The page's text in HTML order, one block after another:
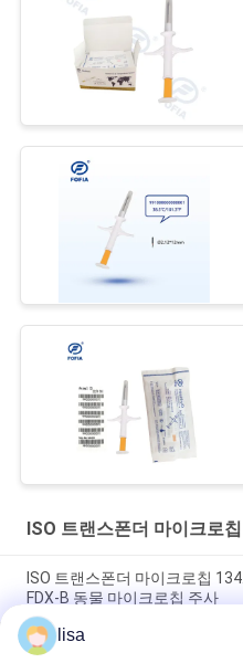
ISO 트랜스폰더 마이크로칩
ISO 트랜스폰더 마이크로칩
FDX-B 동물 마이크로칩 주사
가축 마이크로칩 주사 가능한
lisa